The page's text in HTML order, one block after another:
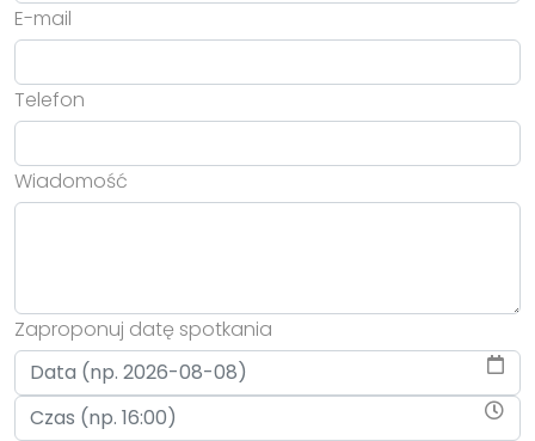
E-mail
Telefon
Wiadomość
Zaproponuj datę spotkania